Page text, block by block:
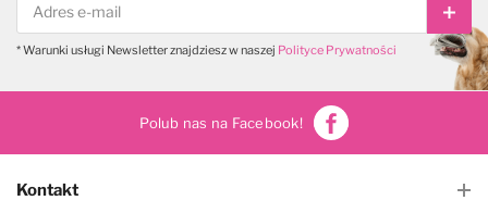
* Warunki usługi Newsletter znajdziesz w naszej Polityce Prywatności
Polub nas na Facebook!
Kontakt